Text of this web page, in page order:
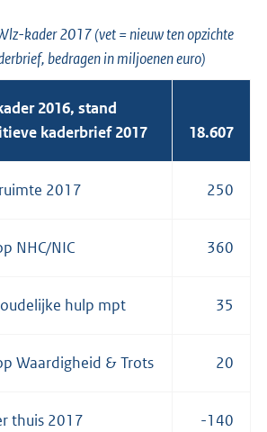
kader 2017 (vet = nieuw ten opzichte
bedragen in miljoenen euro)
2016, stand
kaderbrief 2017
18.607
2017 250
NHC/NIC 360
hulp mpt 35
Waardigheid & Trots 20
thuis 2017 -140